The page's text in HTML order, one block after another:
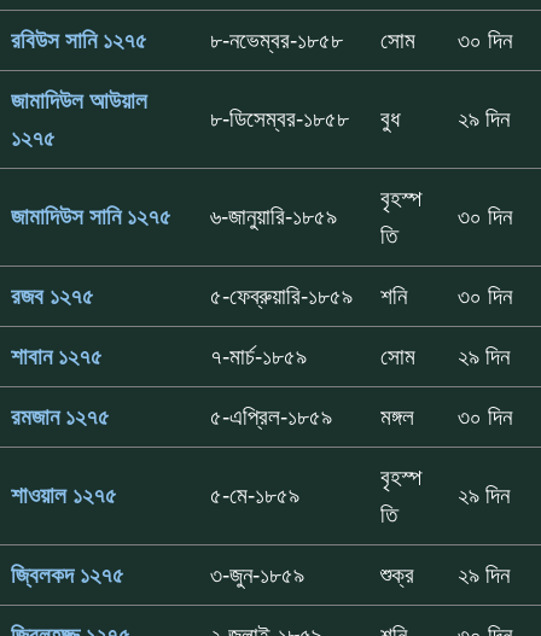
রবিউস সানি ১২৭৫ ৮-নভেম্বর-১৮৫৮ সোম ৩০ দিন
জামাদিউল আউয়াল
১২৭৫
৮-ডিসেম্বর-১৮৫৮ বুধ ২৯ দিন
জামাদিউস সানি ১২৭৫ ৬-জানুয়ারি-১৮৫৯
বৃহস্প
তি
৩০ দিন
রজব ১২৭৫ ৫-ফেব্রুয়ারি-১৮৫৯ শনি ৩০ দিন
শাবান ১২৭৫ ৭-মার্চ-১৮৫৯ সোম ২৯ দিন
রমজান ১২৭৫ ৫-এপ্রিল-১৮৫৯ মঙ্গল ৩০ দিন
শাওয়াল ১২৭৫ ৫-মে-১৮৫৯
বৃহস্প
তি
২৯ দিন
জ্বিলকদ ১২৭৫ ৩-জুন-১৮৫৯ শুক্র ২৯ দিন